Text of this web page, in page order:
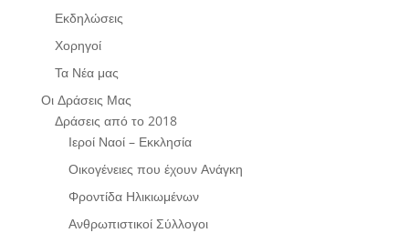
Εκδηλώσεις
Χορηγοί
Τα Νέα μας
Οι Δράσεις Μας
Δράσεις από το 2018
Ιεροί Ναοί – Εκκλησία
Οικογένειες που έχουν Ανάγκη
Φροντίδα Ηλικιωμένων
Ανθρωπιστικοί Σύλλογοι